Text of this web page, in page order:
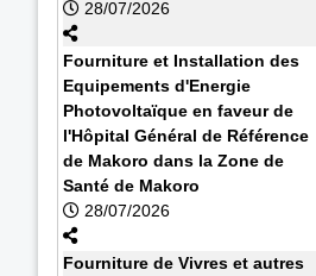
28/07/2026
Fourniture et Installation des
Equipements d'Energie
Photovoltaïque en faveur de
l'Hôpital Général de Référence
de Makoro dans la Zone de
Santé de Makoro
28/07/2026
Fourniture de Vivres et autres